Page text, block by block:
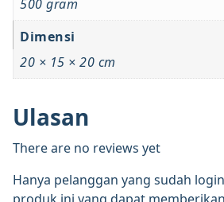
500 gram
Dimensi
20 × 15 × 20 cm
Ulasan
There are no reviews yet
Hanya pelanggan yang sudah